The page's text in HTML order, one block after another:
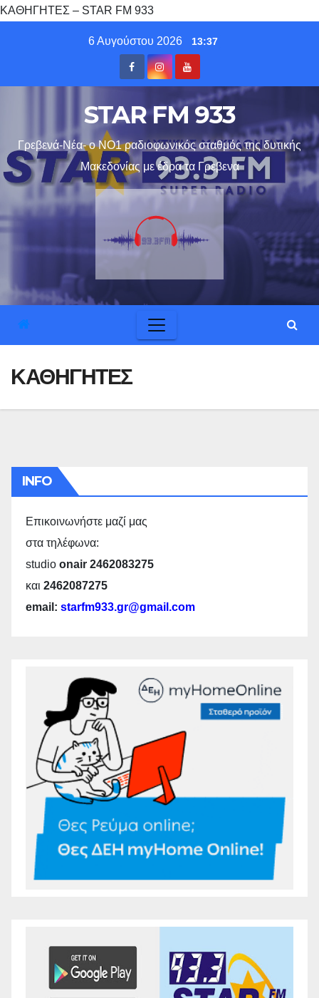
ΚΑΘΗΓΗΤΕΣ – STAR FM 933
6 Αυγούστου 2026 13:37
STAR FM 933
Γρεβενά-Νέα- ο ΝΟ1 ραδιοφωνικός σταθμός της δυτικής
Μακεδονίας με έδρα τα Γρεβενα
ΚΑΘΗΓΗΤΕΣ
INFO
Επικοινωνήστε μαζί μας
στα τηλέφωνα:
studio onair 2462083275
και 2462087275
email: starfm933.gr@gmail.com